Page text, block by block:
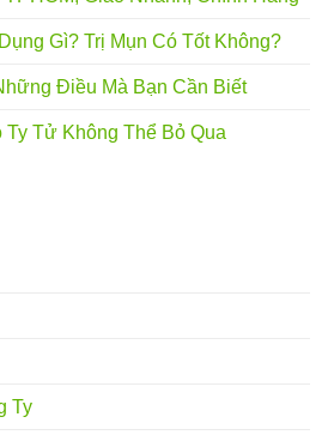
Gì? Trị Mụn Có Tốt Không?
Điều Mà Bạn Cần Biết
Tử Không Thể Bỏ Qua
Ty